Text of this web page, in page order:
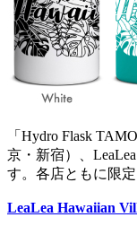
「Hydro Flask
京・新宿）、
す。各店ともに限定
LeaLea Hawaiian